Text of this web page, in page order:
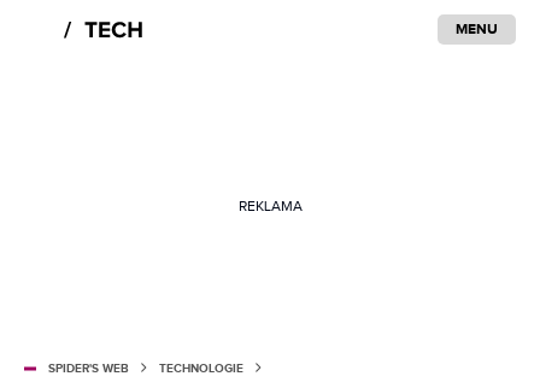
MENU
REKLAMA
SPIDER'S WEB TECHNOLOGIE